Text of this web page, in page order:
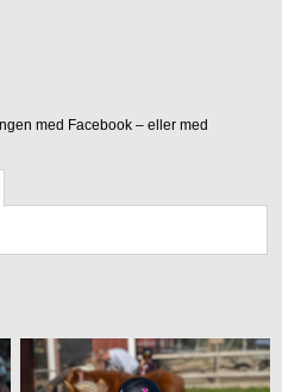
med Facebook – eller med